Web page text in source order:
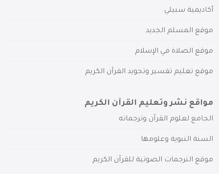
أكاديمية سبيلي
موقع المسلم الجديد
موقع الصلاة في الإسلام
موقع تعليم تفسير وتجويد القرآن الكريم
مواقع نشر وتعليم القرآن الكريم
الجامع لعلوم القرآن وترجماته
السنة النبوية وعلومها
موقع الترجمات الصوتية للقرآن الكريم